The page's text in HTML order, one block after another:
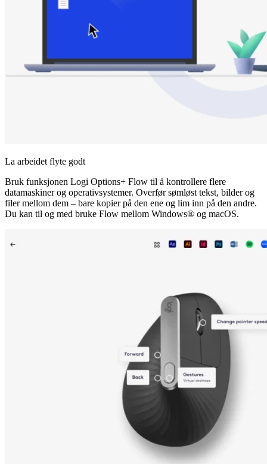
La arbeidet flyte godt
Bruk funksjonen Logi Options+ Flow til å kontrollere flere
datamaskiner og operativsystemer. Overfør sømløst tekst, bilder og
filer mellom dem – bare kopier på den ene og lim inn på den andre.
Du kan til og med bruke Flow mellom Windows® og macOS.